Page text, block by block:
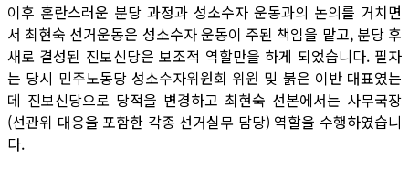
이후 혼란스러운 분당 과정과 성소수자 운동과의 논의를 거치면
서 최현숙 선거운동은 성소수자 운동이 주된 책임을 맡고, 분당 후
새로 결성된 진보신당은 보조적 역할만을 하게 되었습니다. 필자
는 당시 민주노동당 성소수자위원회 위원 및 붉은 이반 대표였는
데 진보신당으로 당적을 변경하고 최현숙 선본에서는 사무국장
(선관위 대응을 포함한 각종 선거실무 담당) 역할을 수행하였습니
다.